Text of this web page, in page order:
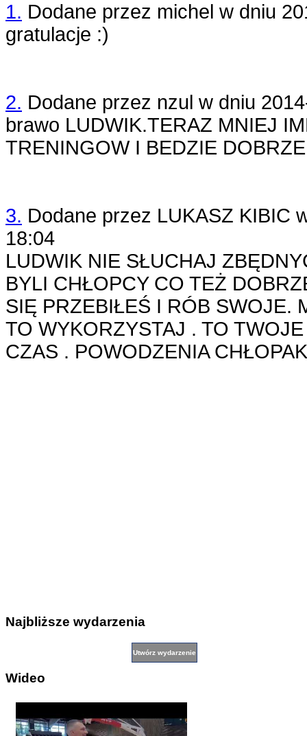
1. Dodane przez michel w dniu
gratulacje :)
2. Dodane przez nzul w dniu
brawo LUDWIK.TERAZ MNIEJ
TRENINGOW I BEDZIE DOBRZE
3. Dodane przez LUKASZ KIBIC
18:04
LUDWIK NIE SŁUCHAJ
BYLI CHŁOPCY CO TEŻ
SIĘ PRZEBIŁEŚ I RÓB SWOJE.
TO WYKORZYSTAJ . TO
CZAS . POWODZENIA
Najbliższe wydarzenia
Wideo